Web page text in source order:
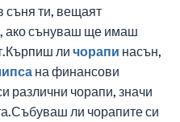
съня ти, вещаят
ако сънуваш ще имаш
ли чорапи насън,
на финансови
различни чорапи, значи
ли чорапите си